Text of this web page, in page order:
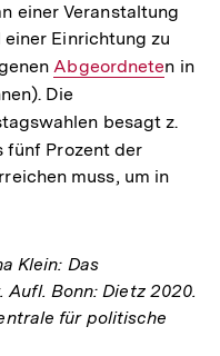
einer Veranstaltung
Einrichtung zu
Interner
Link:
Abgeordneten in
Die
Link:besagt z.
fünf Prozent der
muss, um in
Klein: Das
Bonn: Dietz 2020.
für politische